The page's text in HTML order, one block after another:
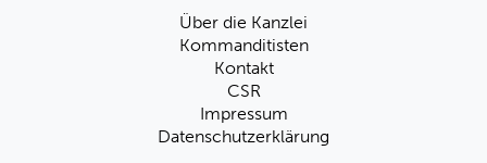
Über die Kanzlei
Kommanditisten
Kontakt
CSR
Impressum
Datenschutzerklärung